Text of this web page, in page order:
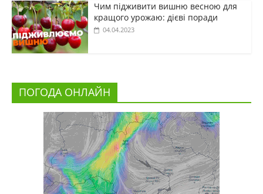
Чим підживити вишню весною для
кращого урожаю: дієві поради
04.04.2023
ПОГОДА ОНЛАЙН